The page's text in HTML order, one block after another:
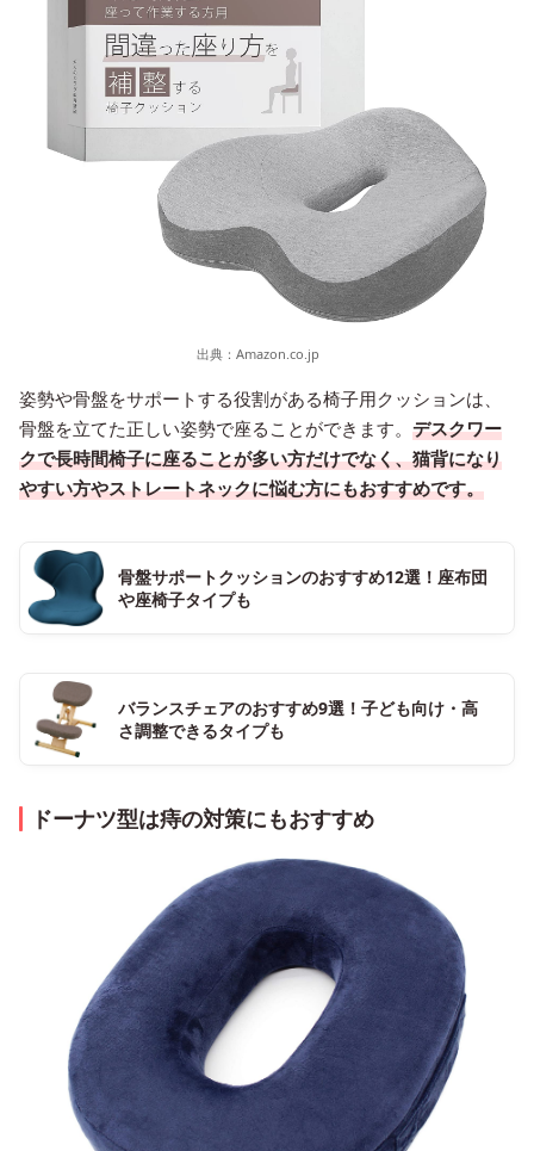
出典： Amazon.co.jp
姿勢や骨盤をサポートする役割がある椅子用クッションは、
骨盤を立てた正しい姿勢で座ることができます。 デスクワー
クで長時間椅子に座ることが多い方だけでなく、猫背になり
やすい方やストレートネックに悩む方にもおすすめです。
骨盤サポートクッションのおすすめ12選！座布団
や座椅子タイプも
バランスチェアのおすすめ9選！子ども向け・高
さ調整できるタイプも
ドーナツ型は痔の対策にもおすすめ